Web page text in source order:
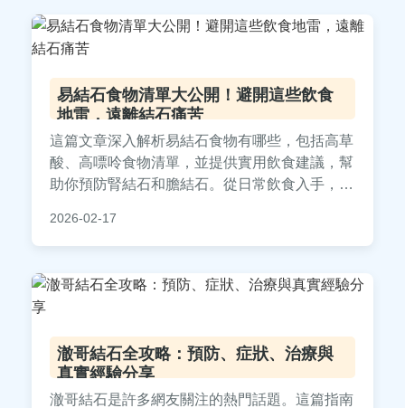
易結石食物清單大公開！避開這些飲食
地雷，遠離結石痛苦
這篇文章深入解析易結石食物有哪些，包括高草
酸、高嘌呤食物清單，並提供實用飲食建議，幫
助你預防腎結石和膽結石。從日常飲食入手，了
健康。內容涵蓋常見疑問解答，讓你一次掌握所
有實用資訊。
2026-02-17
澈哥結石全攻略：預防、症狀、治療與
真實經驗分享
澈哥結石是許多網友關注的熱門話題。這篇指南